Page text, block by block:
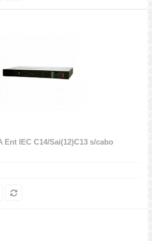
Ent IEC C14/Sai(12)C13 s/cabo